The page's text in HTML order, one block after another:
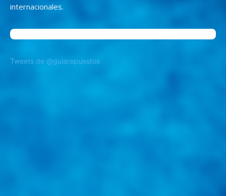
internacionales.
Tweets de @guiarepuestos